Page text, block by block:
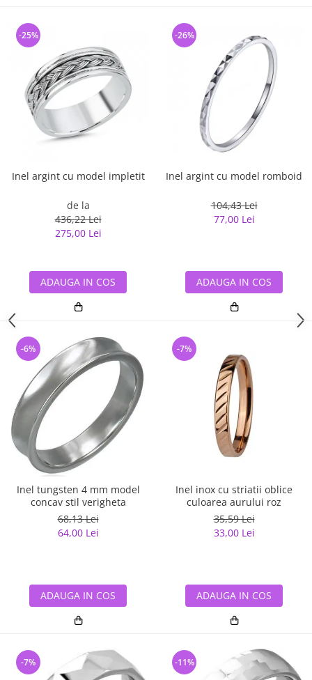
Inel argint cu model impletit
de la
436,22 Lei
275,00 Lei
-25%
ADAUGA IN COS
Inel argint cu model romboid
104,43 Lei
77,00 Lei
-26%
ADAUGA IN COS
Inel tungsten 4 mm model
concav stil verigheta
68,13 Lei
64,00 Lei
-6%
ADAUGA IN COS
Inel inox cu striatii oblice
culoarea aurului roz
35,59 Lei
33,00 Lei
-7%
ADAUGA IN COS
-7% -11%